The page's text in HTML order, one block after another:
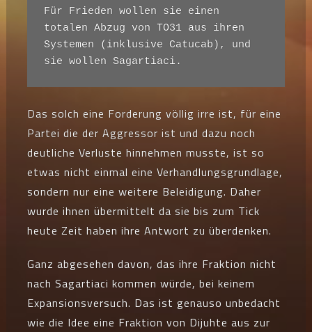
Für Frieden wollen sie einen
totalen Abzug von TO31 aus ihren
Systemen (inklusive Catucab), und
sie wollen Sagartiaci.
Das solch eine Forderung völlig irre ist, für eine
Partei die der Aggressor ist und dazu noch
deutliche Verluste hinnehmen musste, ist so
etwas nicht einmal eine Verhandlungsgrundlage,
sondern nur eine weitere Beleidigung. Daher
wurde ihnen übermittelt da sie bis zum Tick
heute Zeit haben ihre Antwort zu überdenken.
Ganz abgesehen davon, das ihre Fraktion nicht
nach Sagartiaci kommen würde, bei keinem
Expansionsversuch. Das ist genauso unbedacht
wie die Idee eine Fraktion von Dijuhte aus zur